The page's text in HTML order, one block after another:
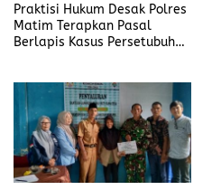
Praktisi Hukum Desak Polres
Matim Terapkan Pasal
Berlapis Kasus Persetubuhan